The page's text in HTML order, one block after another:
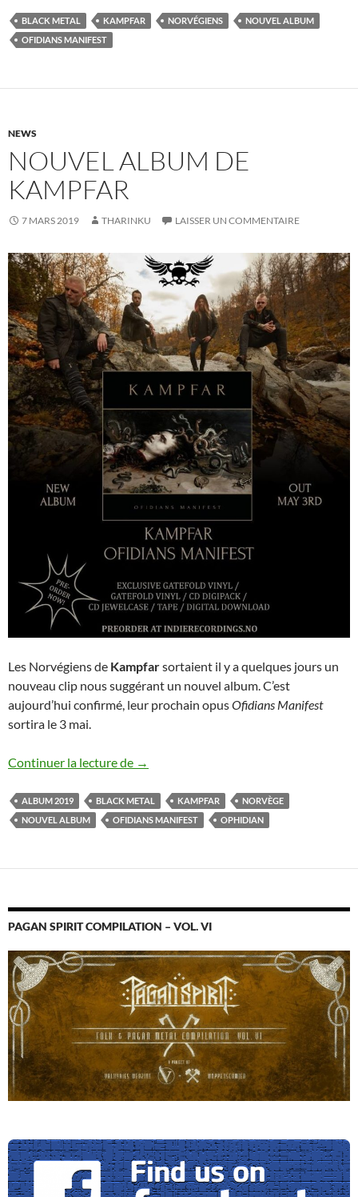
BLACK METAL KAMPFAR NORVÉGIENS
NOUVEL ALBUM
OFIDIANS MANIFEST
NEWS
NOUVEL ALBUM DE
KAMPFAR
7 MARS 2019 THARINKU LAISSER UN COMMENTAIRE
Les Norvégiens de Kampfarsortaient il y a quelques jours un
nouveau clip nous suggérant un nouvel album. C’est
aujourd’hui confirmé, leur prochain opusOfidians Manifest
sortira le 3 mai.
Continuer la lecture de Nouvel album de Kampfar
→
ALBUM 2019 BLACK METAL KAMPFAR
NORVÈGE
NOUVEL ALBUM
OFIDIANS MANIFEST OPHIDIAN
PAGAN SPIRIT COMPILATION – VOL. VI